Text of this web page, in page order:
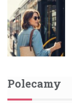
Polecamy